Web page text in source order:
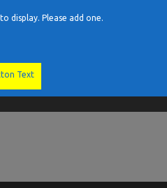
display. Please add one.
Text